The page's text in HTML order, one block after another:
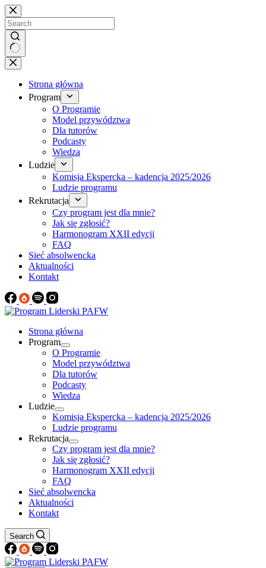
Brak
wyników
Strona główna
Program
O Programie
Model przywództwa
Dla tutorów
Podcasty
Wiedza
Ludzie
Komisja Ekspercka – kadencja 2025/2026
Ludzie programu
Rekrutacja
Czy program jest dla mnie?
Jak się zgłosić?
Harmonogram XXII edycji
FAQ
Sieć absolwencka
Aktualności
Kontakt
Strona główna
Program
O Programie
Model przywództwa
Dla tutorów
Podcasty
Wiedza
Ludzie
Komisja Ekspercka – kadencja 2025/2026
Ludzie programu
Rekrutacja
Czy program jest dla mnie?
Jak się zgłosić?
Harmonogram XXII edycji
FAQ
Sieć absolwencka
Aktualności
Kontakt
Search